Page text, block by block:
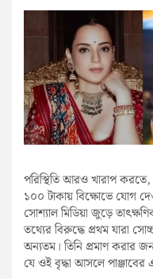
পরিস্থিতি আরও খারাপ করতে,
১০০ টাকায় বিক্ষোভে যোগ
সোশ্যাল মিডিয়া জুড়ে
তথ্যের বিরুদ্ধে প্রথম যারা
অন্যতম। তিনি প্রমাণ করার
যে ওই বৃদ্ধা আসলে